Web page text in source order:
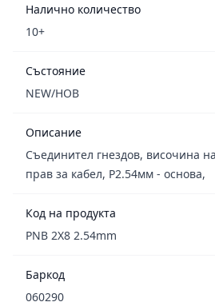
Налично количество
10+
Състояние
NEW/НОВ
Описание
Съединител гнездов, височина
прав за кабел, Р2.54мм - основа,
Код на продукта
PNB 2X8 2.54mm
Баркод
060290